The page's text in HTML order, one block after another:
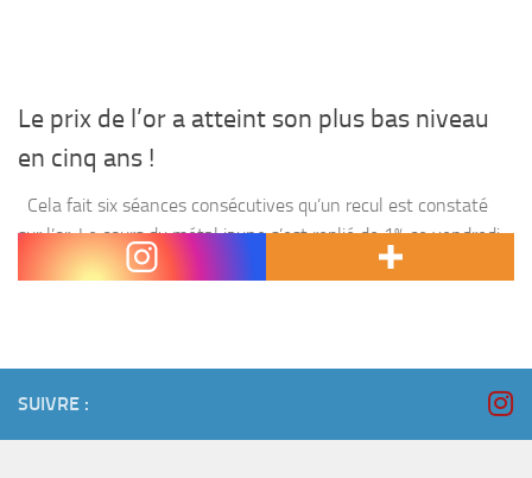
Le prix de l’or a atteint son plus bas niveau
en cinq ans !
Cela fait six séances consécutives qu’un recul est constaté
sur l’or. Le cours du métal jaune s’est replié de 1% ce vendredi
après que la Chine ait révélé le montant d’or acheté ces...
SUIVRE :